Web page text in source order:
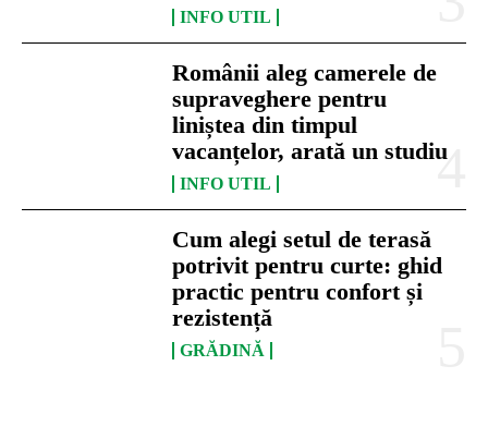
INFO UTIL
Românii aleg camerele de
supraveghere pentru
liniștea din timpul
vacanțelor, arată un studiu
INFO UTIL
Cum alegi setul de terasă
potrivit pentru curte: ghid
practic pentru confort și
rezistență
GRĂDINĂ